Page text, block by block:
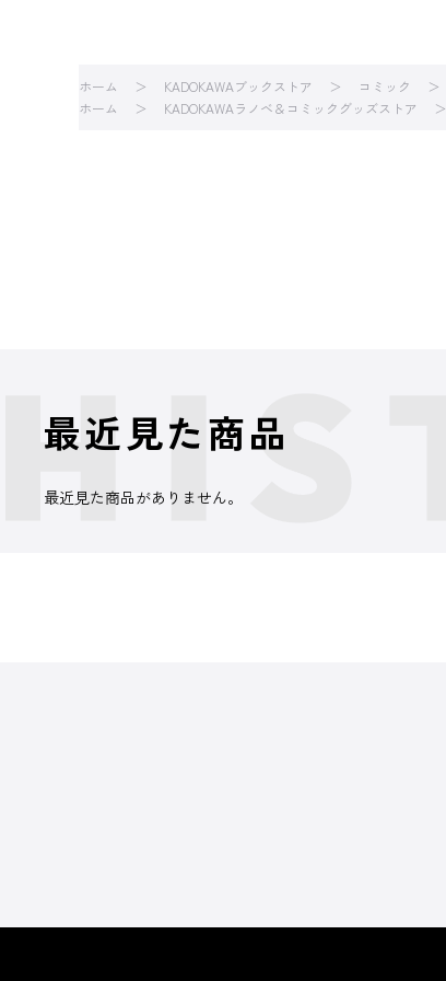
ホーム KADOKAWAブックストア コミック
ホーム
KADOKAWAラノベ＆コミックグッズストア
最近見た商品
最近見た商品がありません。